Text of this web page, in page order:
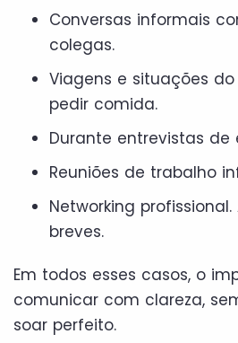
Conversas informais
colegas.
Viagens e situações
pedir comida.
Durante entrevistas de
Reuniões de trabalho
Networking
breves.
Em todos esses casos, o
comunicar com clareza,
soar perfeito.